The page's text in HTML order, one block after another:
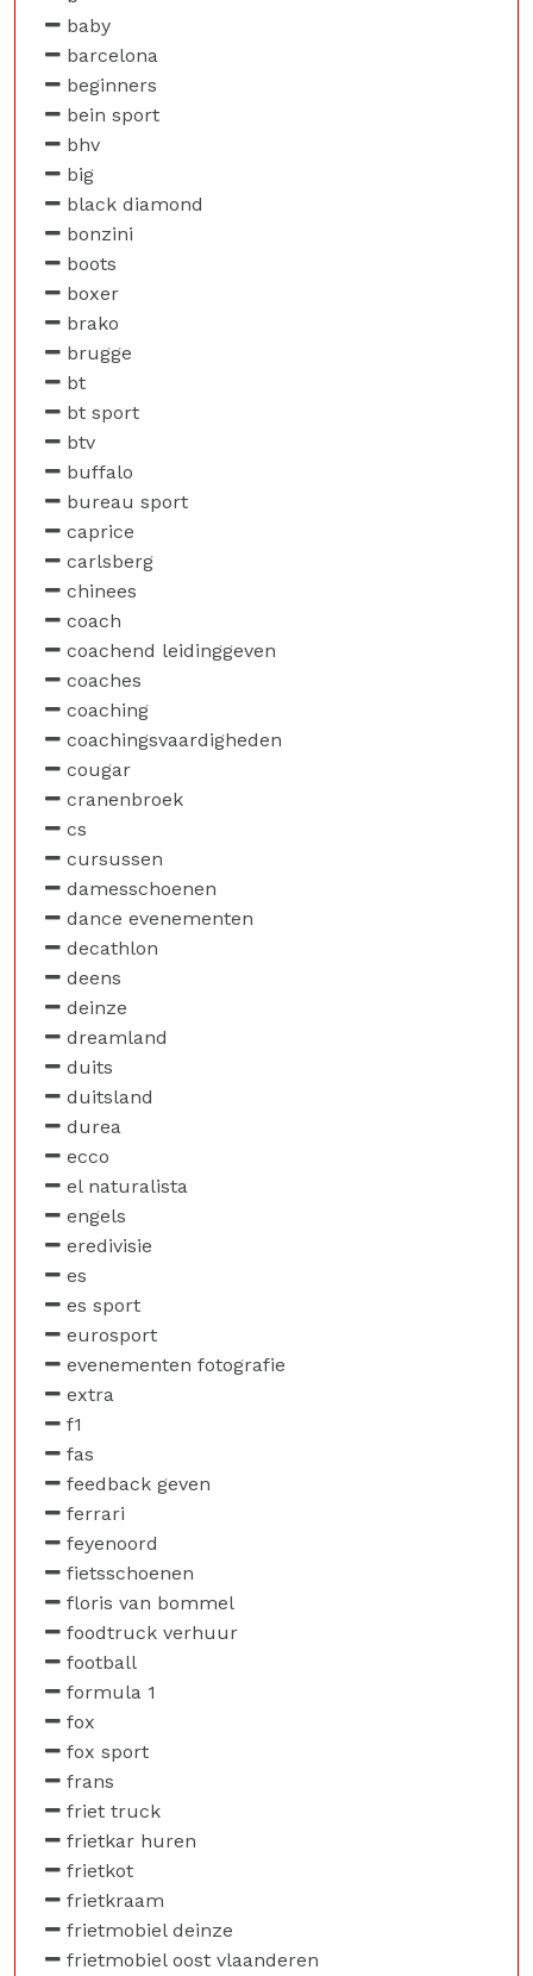
baby
barcelona
beginners
bein sport
bhv
big
black diamond
bonzini
boots
boxer
brako
brugge
bt
bt sport
btv
buffalo
bureau sport
caprice
carlsberg
chinees
coach
coachend leidinggeven
coaches
coaching
coachingsvaardigheden
cougar
cranenbroek
cs
cursussen
damesschoenen
dance evenementen
decathlon
deens
deinze
dreamland
duits
duitsland
durea
ecco
el naturalista
engels
eredivisie
es
es sport
eurosport
evenementen fotografie
extra
f1
fas
feedback geven
ferrari
feyenoord
fietsschoenen
floris van bommel
foodtruck verhuur
football
formula 1
fox
fox sport
frans
friet truck
frietkar huren
frietkot
frietkraam
frietmobiel deinze
frietmobiel oost vlaanderen